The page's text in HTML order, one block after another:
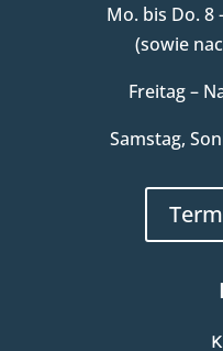
Mo. bis Do. 8
(sowie
Freitag –
Samstag,